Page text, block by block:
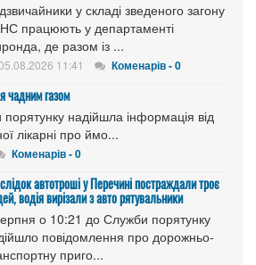
у складі зведеного загону
працюють у департаменті
де разом із ...
11:41 Коменарів - 0
чадним газом
надійшла інформація від
лікарні про ймо...
Коменарів - 0
автотроші у Перечині постраждали троє
водія вирізали з авто рятувальники
о 10:21 до Служби порятунку
повідомлення про дорожньо-
приго...